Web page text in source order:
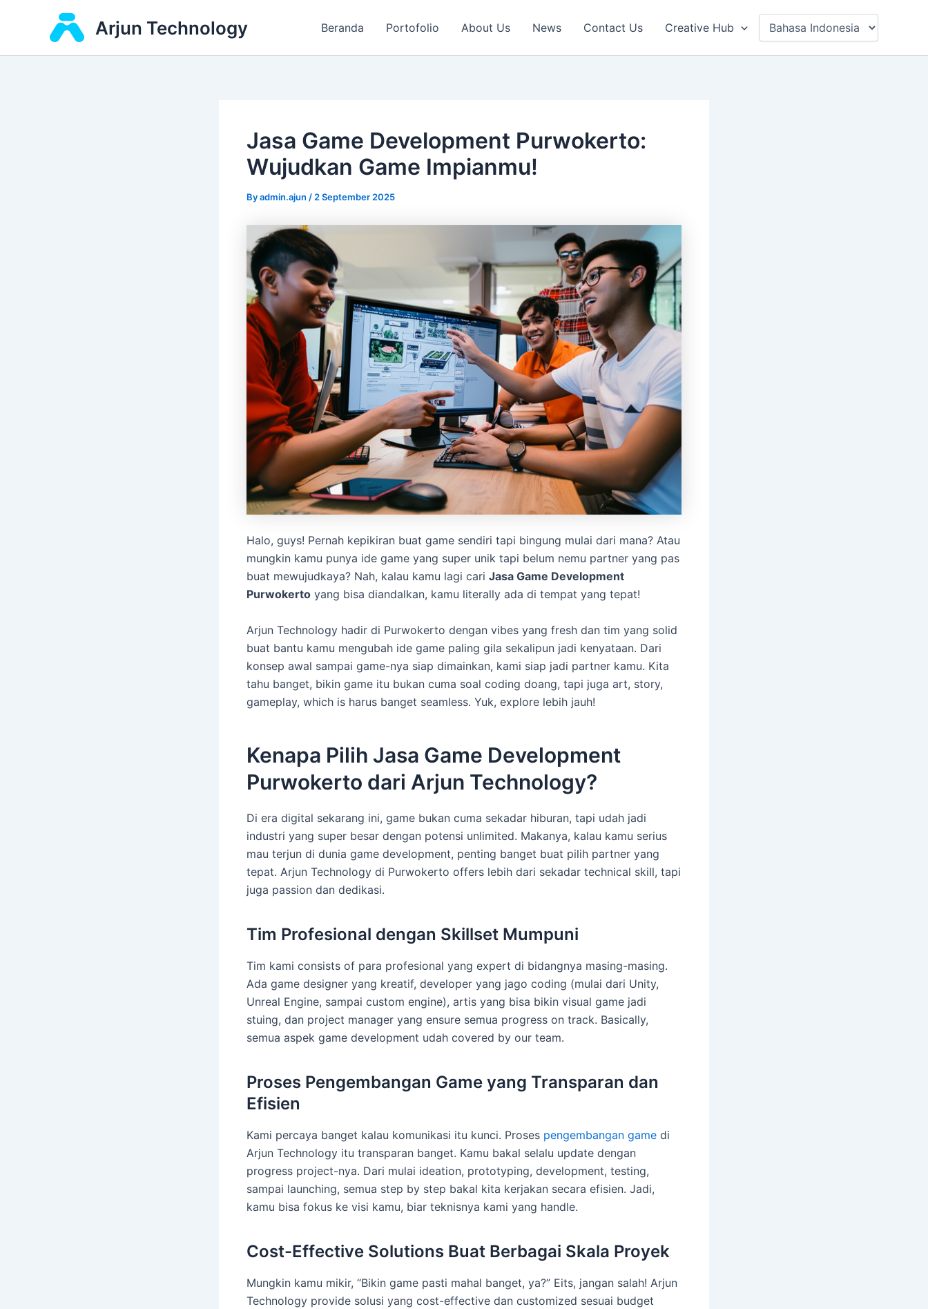
Arjun Technology Beranda Portofolio About Us News Contact Us Creative Hub
Jasa Game Development Purwokerto:
Wujudkan Game Impianmu!
Byadmin.ajun / 2 September 2025
Halo, guys! Pernah kepikiran buat game sendiri tapi bingung mulai dari mana? Atau
mungkin kamu punya ide game yang super unik tapi belum nemu partner yang pas
buat mewujudkaya? Nah, kalau kamu lagi cari Jasa Game Development
Purwokerto yang bisa diandalkan, kamu literally ada di tempat yang tepat!
Arjun Technology hadir di Purwokerto dengan vibes yang fresh dan tim yang solid
buat bantu kamu mengubah ide game paling gila sekalipun jadi kenyataan. Dari
konsep awal sampai game-nya siap dimainkan, kami siap jadi partner kamu. Kita
tahu banget, bikin game itu bukan cuma soal coding doang, tapi juga art, story,
gameplay, which is harus banget seamless. Yuk, explore lebih jauh!
Kenapa Pilih Jasa Game Development
Purwokerto dari Arjun Technology?
Di era digital sekarang ini, game bukan cuma sekadar hiburan, tapi udah jadi
industri yang super besar dengan potensi unlimited. Makanya, kalau kamu serius
mau terjun di dunia game development, penting banget buat pilih partner yang
tepat. Arjun Technology di Purwokerto offers lebih dari sekadar technical skill, tapi
juga passion dan dedikasi.
Tim Profesional dengan Skillset Mumpuni
Tim kami consists of para profesional yang expert di bidangnya masing-masing.
Ada game designer yang kreatif, developer yang jago coding (mulai dari Unity,
Unreal Engine, sampai custom engine), artis yang bisa bikin visual game jadi
stuing, dan project manager yang ensure semua progress on track. Basically,
semua aspek game development udah covered by our team.
Proses Pengembangan Game yang Transparan dan
Efisien
Kami percaya banget kalau komunikasi itu kunci. Proses pengembangan game di
Arjun Technology itu transparan banget. Kamu bakal selalu update dengan
progress project-nya. Dari mulai ideation, prototyping, development, testing,
sampai launching, semua step by step bakal kita kerjakan secara efisien. Jadi,
kamu bisa fokus ke visi kamu, biar teknisnya kami yang handle.
Cost-Effective Solutions Buat Berbagai Skala Proyek
Mungkin kamu mikir, “Bikin game pasti mahal banget, ya?” Eits, jangan salah! Arjun
Technology provide solusi yang cost-effective dan customized sesuai budget